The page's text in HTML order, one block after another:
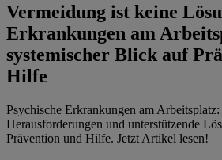
Vermeidung ist keine
Erkrankungen am
systemischer Blick auf
Hilfe
Psychische Erkrankungen am Arbeitsplatz:
Herausforderungen und unterstützende
Prävention und Hilfe. Jetzt Artikel lesen!